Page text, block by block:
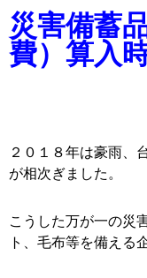
災害備蓄
費）算入
２０１８年は豪雨、
が相次ぎました。
こうした万が一の災
ト、毛布等を備える